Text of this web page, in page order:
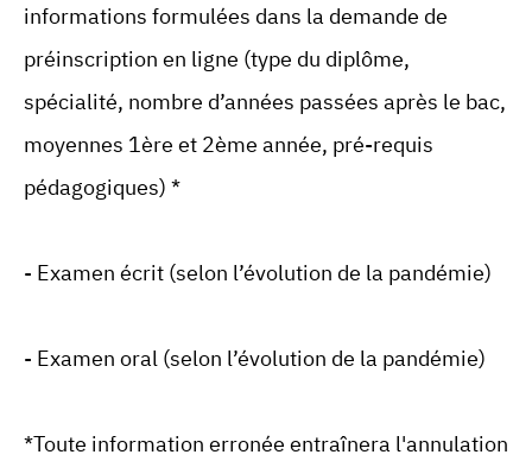
informations formulées dans la demande de
préinscription en ligne (type du diplôme,
spécialité, nombre d’années passées après le bac,
moyennes 1ère et 2ème année, pré-requis
pédagogiques) *
- Examen écrit (selon l’évolution de la pandémie)
- Examen oral (selon l’évolution de la pandémie)
*Toute information erronée entraînera l'annulation